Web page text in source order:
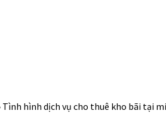
Tình hình dịch vụ cho thuê kho bãi tại